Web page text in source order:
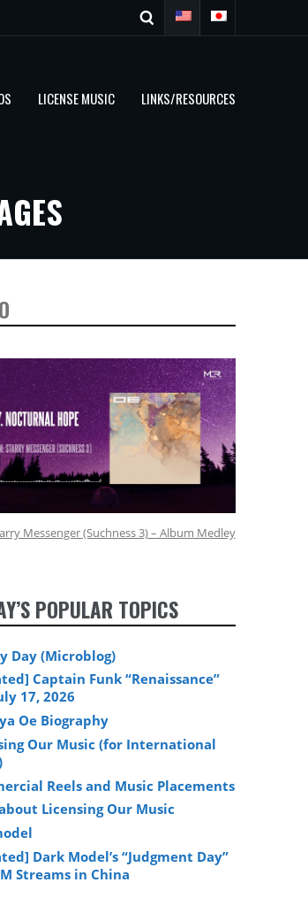
LICENSE MUSIC LINKS/RESOURCES
Messenger (Suchness 3) – Album Medley
POPULAR TOPICS
Day (Microblog)
Captain Funk “Renaissance”
17, 2026
Oe Biography
Our Music (for International
Reels and Music Placements
about Licensing Our Music
Dark Model’s “Judgment Day”
Streams in China